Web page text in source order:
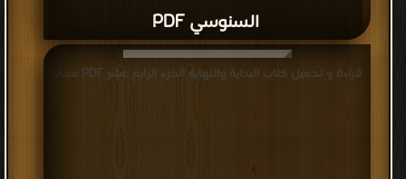
السنوسي PDF
قراءة و تحميل كتاب البداية والنهاية الجزء الرابع عشر PDF مجانا